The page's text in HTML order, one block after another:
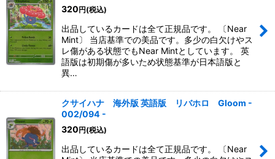
320円(税込)
出品しているカードは全て正規品です。 〔Near
Mint〕 当店基準での美品です。多少の白欠けやス
レ傷がある状態でもNear Mintとしています。 英
語版は初期傷が多いため状態基準が日本語版と
異…
クサイハナ 海外版 英語版 リバホロ Gloom -
002/094 -
320円(税込)
出品しているカードは全て正規品です。 〔Near